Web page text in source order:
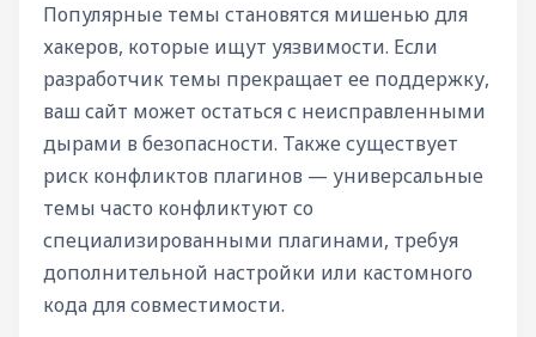
Популярные темы становятся мишенью для
хакеров, которые ищут уязвимости. Если
разработчик темы прекращает ее поддержку,
ваш сайт может остаться с неисправленными
дырами в безопасности. Также существует
риск конфликтов плагинов — универсальные
темы часто конфликтуют со
специализированными плагинами, требуя
дополнительной настройки или кастомного
кода для совместимости.